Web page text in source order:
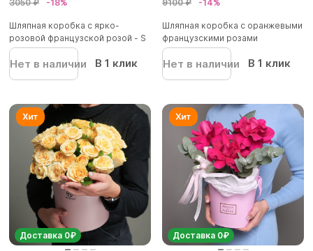
3050 ₽ -18%
Шляпная коробка с ярко-
розовой французской розой - S
Нет в наличии В 1 клик
9100 ₽ -14%
Шляпная коробка с оранжевыми
французскими розами
Нет в наличии В 1 клик
Доставка 0₽ Доставка 0₽